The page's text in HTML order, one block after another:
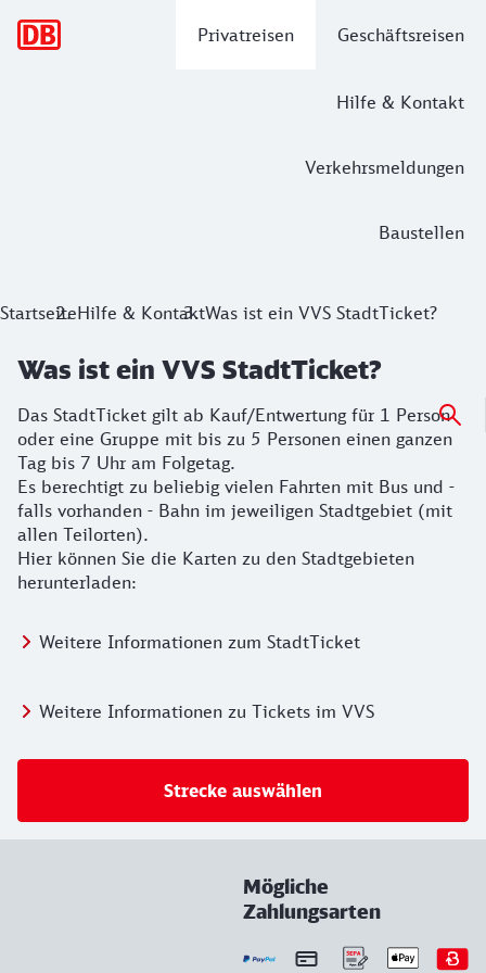
Privatreisen Geschäftsreisen
Hilfe & Kontakt
Verkehrsmeldungen
Baustellen
StartseiteHilfe & KontaktWas ist ein VVS StadtTicket?
Was ist ein VVS StadtTicket?
Das StadtTicket gilt ab Kauf/Entwertung für 1 Person
oder eine Gruppe mit bis zu 5 Personen einen ganzen
Tag bis 7 Uhr am Folgetag.
Es berechtigt zu beliebig vielen Fahrten mit Bus und -
falls vorhanden - Bahn im jeweiligen Stadtgebiet (mit
allen Teilorten).
Hier können Sie die Karten zu den Stadtgebieten
herunterladen:
Weitere Informationen zum StadtTicket
Weitere Informationen zu Tickets im VVS
Strecke auswählen
Mögliche
Zahlungsarten